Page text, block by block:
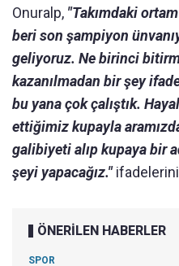
Onuralp, "Takımdaki
beri son şampiyon
geliyoruz. Ne birinci
kazanılmadan bir şey
bu yana çok çalıştık.
ettiğimiz kupayla
galibiyeti alıp kupaya bir
şeyi yapacağız."ifadelerini
ÖNERİLEN HABERLER
SPOR